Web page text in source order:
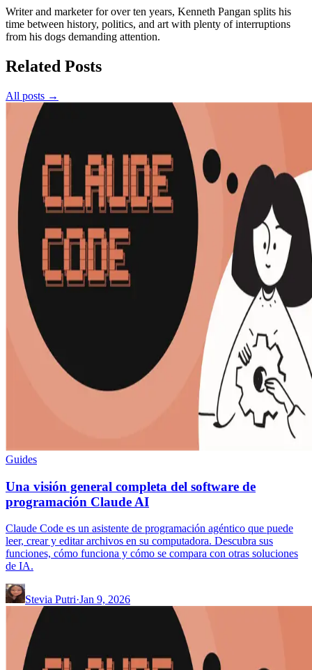
Writer and marketer for over ten years, Kenneth Pangan splits his
time between history, politics, and art with plenty of interruptions
from his dogs demanding attention.
Related Posts
All posts →
Guides
Una visión general completa del software de
programación Claude AI
Claude Code es un asistente de programación agéntico que puede
leer, crear y editar archivos en su computadora. Descubra sus
funciones, cómo funciona y cómo se compara con otras soluciones
de IA.
Stevia Putri·Jan 9, 2026